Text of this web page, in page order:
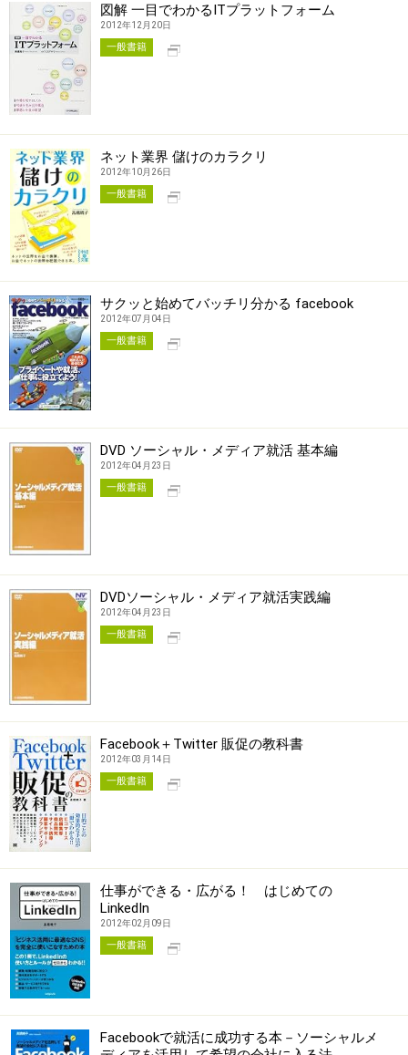
図解 一目でわかるITプラットフォーム
2012年12月20日
一般書籍
ネット業界 儲けのカラクリ
2012年10月26日
一般書籍
サクッと始めてバッチリ分かる facebook
2012年07月04日
一般書籍
DVD ソーシャル・メディア就活 基本編
2012年04月23日
一般書籍
DVDソーシャル・メディア就活実践編
2012年04月23日
一般書籍
Facebook＋Twitter 販促の教科書
2012年03月14日
一般書籍
仕事ができる・広がる！ はじめての
LinkedIn
2012年02月09日
一般書籍
Facebookで就活に成功する本－ソーシャルメ